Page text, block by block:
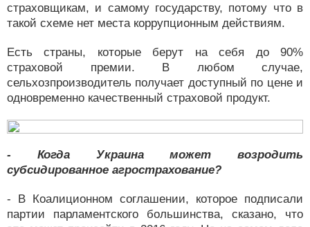
страховщикам, и самому государству, потому что в
такой схеме нет места коррупционным действиям.
Есть страны, которые берут на себя до 90%
страховой премии. В любом случае,
сельхозпроизводитель получает доступный по цене и
одновременно качественный страховой продукт.
- Когда Украина может возродить
субсидированное агрострахование?
- В Коалиционном соглашении, которое подписали
партии парламентского большинства, сказано, что